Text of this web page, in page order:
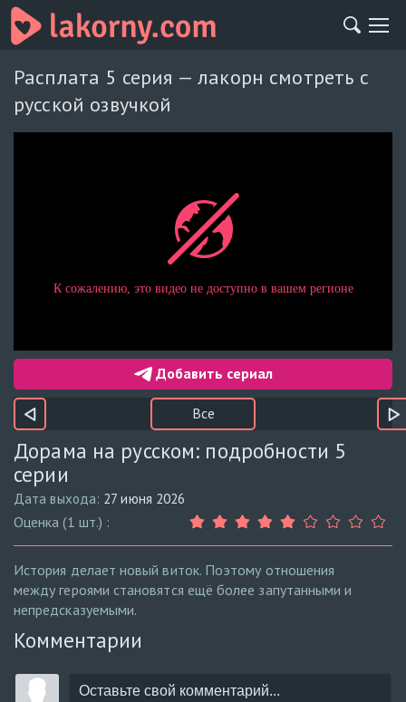
Расплата 5 серия — лакорн смотреть с
русской озвучкой
Добавить сериал
Все
Дорама на русском: подробности 5
серии
Дата выхода: 27 июня 2026
Оценка (1 шт.) :
История делает новый виток. Поэтому отношения
между героями становятся ещё более запутанными и
непредсказуемыми.
Комментарии